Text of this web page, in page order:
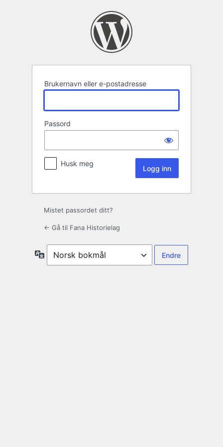
Brukernavn eller e-postadresse
Passord
Husk meg
Mistet passordet ditt?
← Gå til Fana Historielag
Språk